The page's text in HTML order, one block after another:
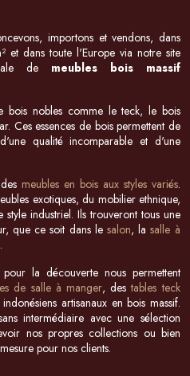
importons et vendons, dans
et dans toute l'Europe via notre site
de meubles bois massif
bois nobles comme le teck, le bois
Ces essences de bois permettent de
qualité incomparable et d'une
meubles en bois aux styles variés.
exotiques, du mobilier ethnique,
industriel. Ils trouveront tous une
que ce soit dans le salon, la salle à
.
la découverte nous permettent
de salle à manger, destables teck
artisanaux en bois massif.
intermédiaire avec une sélection
nos propres collections ou bien
pour nos clients.